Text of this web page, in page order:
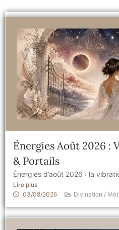
Énergies Août 2026 :
& Portails
Énergies d’août 2026 : la
Lire plus
03/08/2026
Divination /